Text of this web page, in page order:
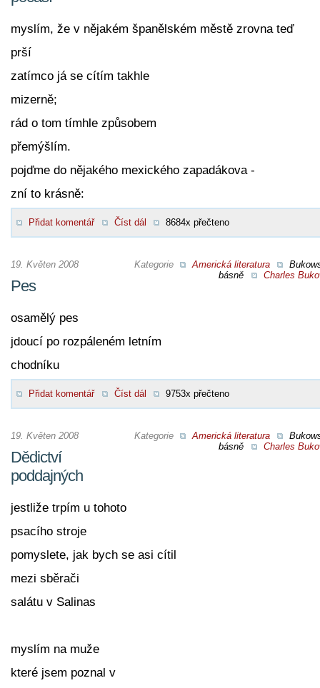
myslím, že v nějakém španělském městě zrovna teď
prší
zatímco já se cítím takhle
mizerně;
rád o tom tímhle způsobem
přemýšlím.
pojďme do nějakého mexického zapadákova -
zní to krásně:
Přidat komentář Číst dál 8684x přečteno
Kategorie Americká literatura
básně
Charles
19. Květen 2008
Pes
osamělý pes
jdoucí po rozpáleném letním
chodníku
Přidat komentář Číst dál 9753x přečteno
Kategorie Americká literatura
básně
Charles
19. Květen 2008
Dědictví
poddajných
jestliže trpím u tohoto
psacího stroje
pomyslete, jak bych se asi cítil
mezi sběrači
salátu v Salinas
myslím na muže
které jsem poznal v